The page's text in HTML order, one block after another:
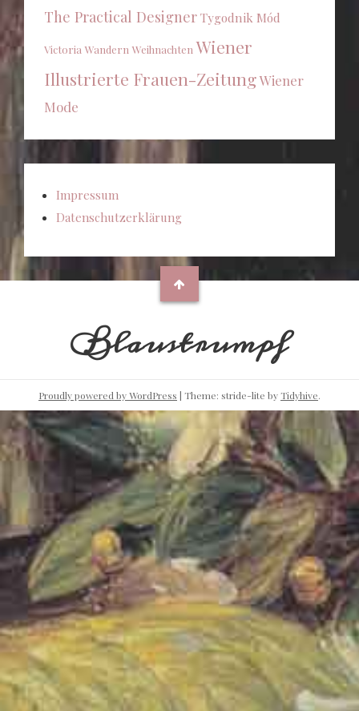
The Practical Designer Tygodnik Mód
Victoria Wandern Weihnachten Wiener
Illustrierte Frauen-ZeitungWiener
Mode
Impressum
Datenschutzerklärung
Blaustrumpf
Proudly powered by WordPress | Theme: stride-lite byTidyhive.